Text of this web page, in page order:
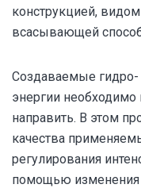
конструкцией,
всасывающей
Создаваемые
энергии необходимо
направить. В этом
качества
регулирования
помощью изменения